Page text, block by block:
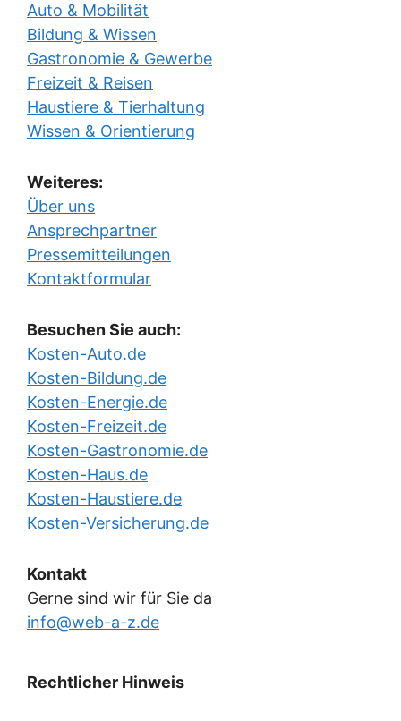
Auto & Mobilität
Bildung & Wissen
Gastronomie & Gewerbe
Freizeit & Reisen
Haustiere & Tierhaltung
Wissen & Orientierung
Weiteres:
Über uns
Ansprechpartner
Pressemitteilungen
Kontaktformular
Besuchen Sie auch:
Kosten-Auto.de
Kosten-Bildung.de
Kosten-Energie.de
Kosten-Freizeit.de
Kosten-Gastronomie.de
Kosten-Haus.de
Kosten-Haustiere.de
Kosten-Versicherung.de
Kontakt
Gerne sind wir für Sie da
info@web-a-z.de
Rechtlicher Hinweis